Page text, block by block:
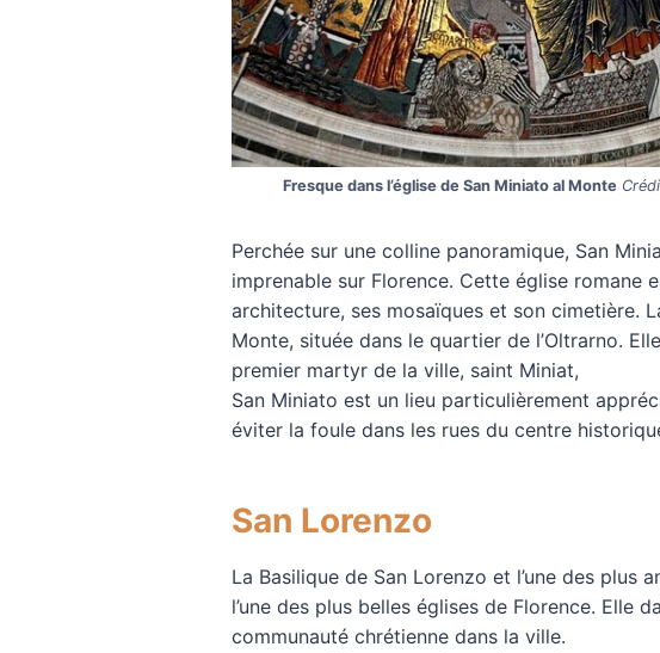
Fresque dans l’église de San Miniato al Monte
Perchée sur une colline panoramique, San
imprenable sur Florence. Cette église romane
architecture, ses mosaïques et son cimetière.
Monte, située dans le quartier de l’Oltrarno.
premier martyr de la ville, saint Miniat,
San Miniato est un lieu particulièrement
éviter la foule dans les rues du centre
San Lorenzo
La Basilique de San Lorenzo et l’une des plus
l’une des plus belles églises de Florence. Elle
communauté chrétienne dans la ville.